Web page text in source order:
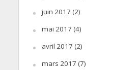
juin 2017 (2)
mai 2017 (4)
avril 2017 (2)
mars 2017 (7)